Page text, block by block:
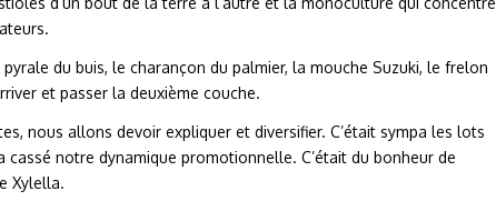
du buis, le charançon du palmier, la mouche Suzuki, le frelon
et passer la deuxième couche.
nous allons devoir expliquer et diversifier. C’était sympa les lots
notre dynamique promotionnelle. C’était du bonheur de
Xylella.